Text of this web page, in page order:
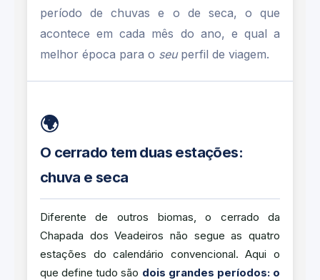
período de chuvas e o de seca, o que
acontece em cada mês do ano, e qual a
melhor época para o seuperfil de viagem.
🌍
O cerrado tem duas estações:
chuva e seca
Diferente de outros biomas, o cerrado da
Chapada dos Veadeiros não segue as quatro
estações do calendário convencional. Aqui o
que define tudo são dois grandes períodos: o